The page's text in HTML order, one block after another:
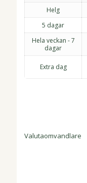
Helg
5 dagar
Hela veckan - 7
dagar
Extra dag
Valutaomvandlare